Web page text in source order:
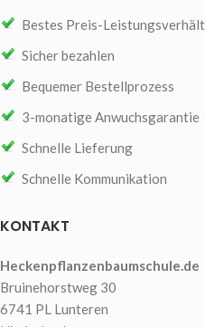
Bestes Preis-
Sicher bezahlen
Bequemer Bestellprozess
3-monatige Anwuchsgarantie
Schnelle Lieferung
Schnelle Kommunikation
KONTAKT
Heckenpflanzenbaumschule.de
Bruinehorstweg 30
6741 PL Lunteren